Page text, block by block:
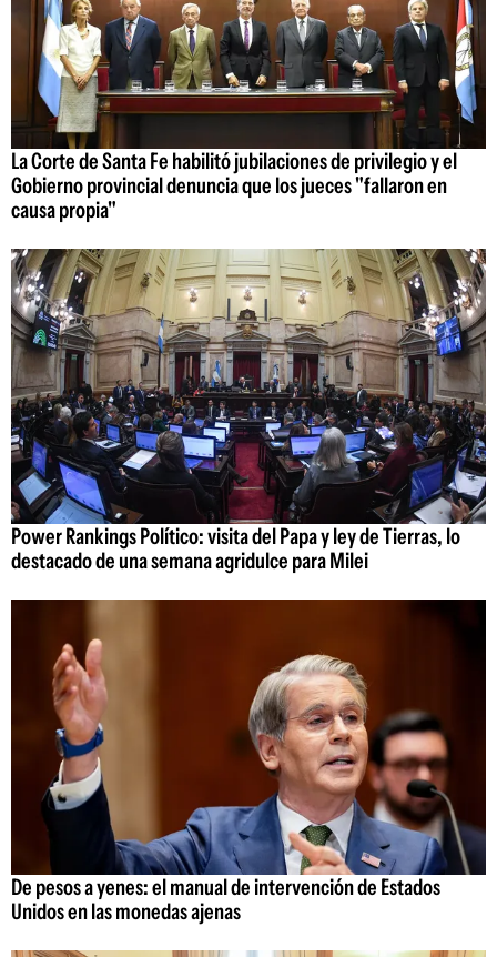
La Corte de Santa Fe habilitó jubilaciones de privilegio y el
Gobierno provincial denuncia que los jueces "fallaron en
causa propia"
Power Rankings Político: visita del Papa y ley de Tierras, lo
destacado de una semana agridulce para Milei
De pesos a yenes: el manual de intervención de Estados
Unidos en las monedas ajenas